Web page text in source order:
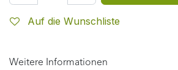
Auf die Wunschliste
Weitere Informationen